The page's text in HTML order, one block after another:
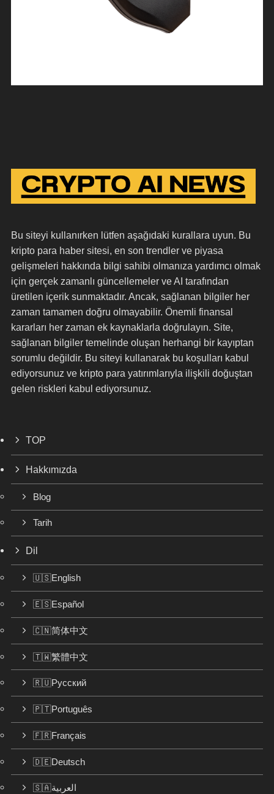
Bu siteyi kullanırken lütfen aşağıdaki kurallara uyun. Bu
kripto para haber sitesi, en son trendler ve piyasa
gelişmeleri hakkında bilgi sahibi olmanıza yardımcı olmak
için gerçek zamanlı güncellemeler ve AI tarafından
üretilen içerik sunmaktadır. Ancak, sağlanan bilgiler her
zaman tamamen doğru olmayabilir. Önemli finansal
kararları her zaman ek kaynaklarla doğrulayın. Site,
sağlanan bilgiler temelinde oluşan herhangi bir kayıptan
sorumlu değildir. Bu siteyi kullanarak bu koşulları kabul
ediyorsunuz ve kripto para yatırımlarıyla ilişkili doğuştan
gelen riskleri kabul ediyorsunuz.
TOP
Hakkımızda
Blog
Tarih
Dil
🇺🇸English
🇪🇸Español
🇨🇳简体中文
🇹🇼繁體中文
🇷🇺Русский
🇵🇹Português
🇫🇷Français
🇩🇪Deutsch
🇸🇦العربية